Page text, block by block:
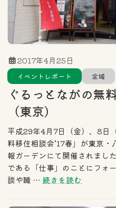
イベントレポート 全域
ぐるっとながの無
（東京）
2017年4月25日
平成29年4月7日（金）、8日
料移住相談会‘17春」が東京
報ガーデンにて開催されまし
である「仕事」のことにフォ
談や職 … 続きを読む